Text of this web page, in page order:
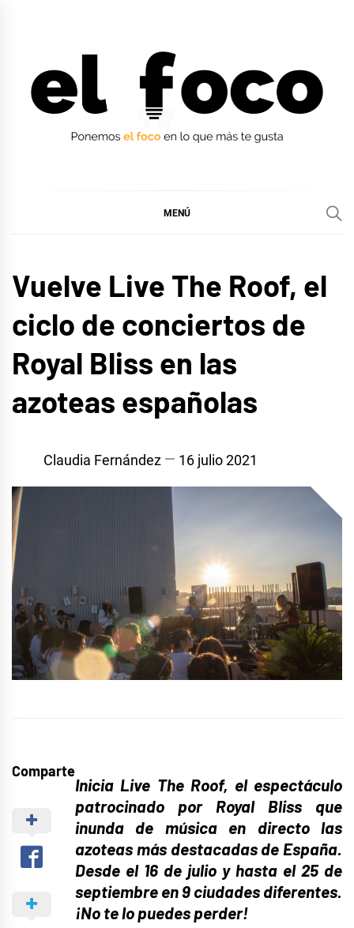
MENÚ
Vuelve Live The Roof, el
ciclo de conciertos de
Royal Bliss en las
azoteas españolas
Claudia Fernández 16 julio 2021
Comparte
Inicia Live The Roof, el espectáculo
patrocinado por Royal Bliss que
inunda de música en directo las
azoteas más destacadas de España.
Desde el 16 de julio y hasta el 25 de
septiembre en 9 ciudades diferentes.
¡No te lo puedes perder!